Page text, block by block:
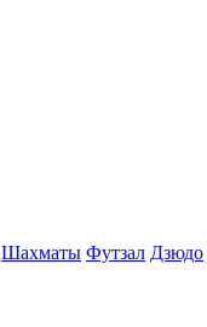
Шахматы Футзал Дзюдо